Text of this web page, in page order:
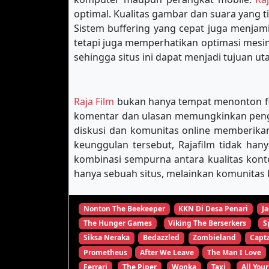
optimal. Kualitas gambar dan suara
Sistem buffering yang cepat juga
tetapi juga memperhatikan optimasi
sehingga situs ini dapat menjadi tujuan
Raja Film bukan hanya tempat menonton
komentar dan ulasan memungkinkan
diskusi dan komunitas online
keunggulan tersebut, Rajafilm tidak
kombinasi sempurna antara kualitas
hanya sebuah situs, melainkan
Nonton The Beekeeper KKN Di Desa Penari
The Hunger Games
Viking The Berserkers
Siksa Neraka
Bedazzled Zombieland
Prometheus
After We Leave
The Man I Love
Ferrari
The Piper Wonka Taxi All